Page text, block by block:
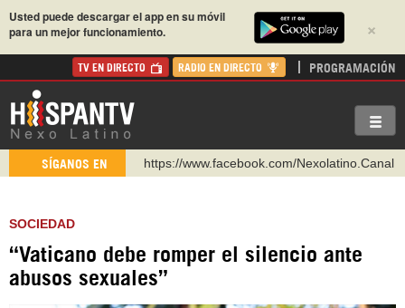
×
Usted puede descargar el app en su móvil
para un mejor funcionamiento.
TV EN DIRECTO RADIO EN DIRECTO PROGRAMACIÓN
SÍGANOS EN
https://www.facebook.com/Nexolatino.Canal
https://www.youtube.com/@nexo_latino
https://urmedium.com/c/hispantv
WhatsApp y Viber: +98 921 79 29 404
SOCIEDAD
“Vaticano debe romper el silencio ante
abusos sexuales”